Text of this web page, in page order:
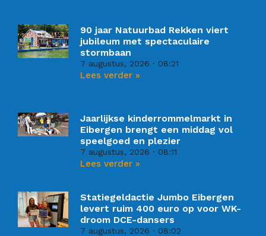
90 jaar Natuurbad Rekken viert
jubileum met spectaculaire
stormbaan
7 augustus, 2026 08:21
Lees verder »
Jaarlijkse kinderrommelmarkt in
Eibergen brengt een middag vol
speelgoed en plezier
7 augustus, 2026 08:11
Lees verder »
Statiegeldactie Jumbo Eibergen
levert ruim 400 euro op voor WK-
droom DCE-dansers
7 augustus, 2026 08:02